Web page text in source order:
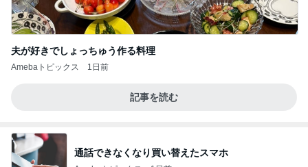
夫が好きでしょっちゅう作る料理
Amebaトピックス 1日前
記事を読む
通話できなくなり買い替えたスマホ